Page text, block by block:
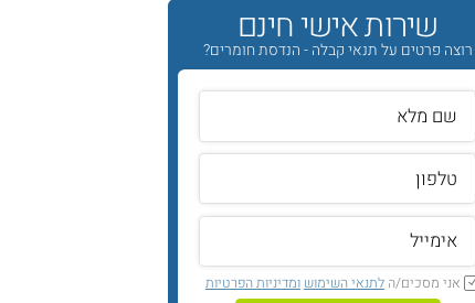
שירות אישי חינם
רוצה פרטים על תנאי קבלה - הנדסת חומרים?
אני מסכים/הלתנאי השימוש ומדיניות הפרטיות